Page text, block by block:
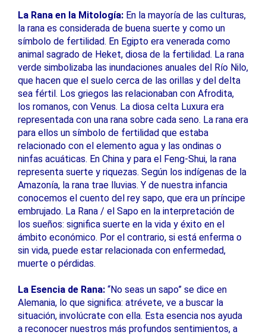
La Rana en la Mitología: En la mayoría de las culturas,
la rana es considerada de buena suerte y como un
símbolo de fertilidad. En Egipto era venerada como
animal sagrado de Heket, diosa de la fertilidad. La rana
verde simbolizaba las inundaciones anuales del Río Nilo,
que hacen que el suelo cerca de las orillas y del delta
sea fértil. Los griegos las relacionaban con Afrodita,
los romanos, con Venus. La diosa celta Luxura era
representada con una rana sobre cada seno. La rana era
para ellos un símbolo de fertilidad que estaba
relacionado con el elemento agua y las ondinas o
ninfas acuáticas. En China y para el Feng-Shui, la rana
representa suerte y riquezas. Según los indígenas de la
Amazonía, la rana trae lluvias. Y de nuestra infancia
conocemos el cuento del rey sapo, que era un príncipe
embrujado. La Rana / el Sapo en la interpretación de
los sueños: significa suerte en la vida y éxito en el
ámbito económico. Por el contrario, si está enferma o
sin vida, puede estar relacionada con enfermedad,
muerte o pérdidas.
La Esencia de Rana: “No seas un sapo” se dice en
Alemania, lo que significa: atrévete, ve a buscar la
situación, involúcrate con ella. Esta esencia nos ayuda
a reconocer nuestros más profundos sentimientos, a